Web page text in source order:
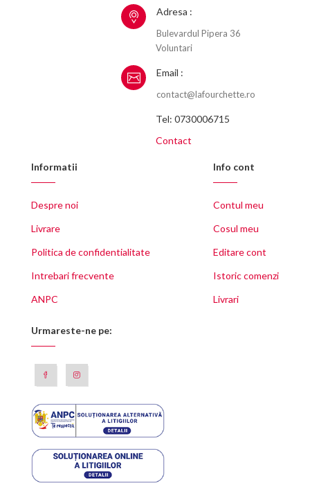
Adresa :
Bulevardul Pipera 36
Voluntari
Email :
contact@lafourchette.ro
Tel: 0730006715
Contact
Informatii
Despre noi
Livrare
Politica de confidentialitate
Intrebari frecvente
ANPC
Info cont
Contul meu
Cosul meu
Editare cont
Istoric comenzi
Livrari
Urmareste-ne pe: